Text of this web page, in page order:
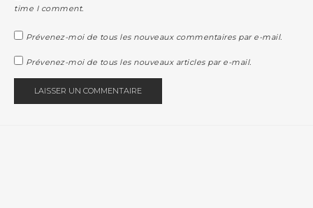
time I comment.
Prévenez-moi de tous les nouveaux commentaires par e-mail.
Prévenez-moi de tous les nouveaux articles par e-mail.